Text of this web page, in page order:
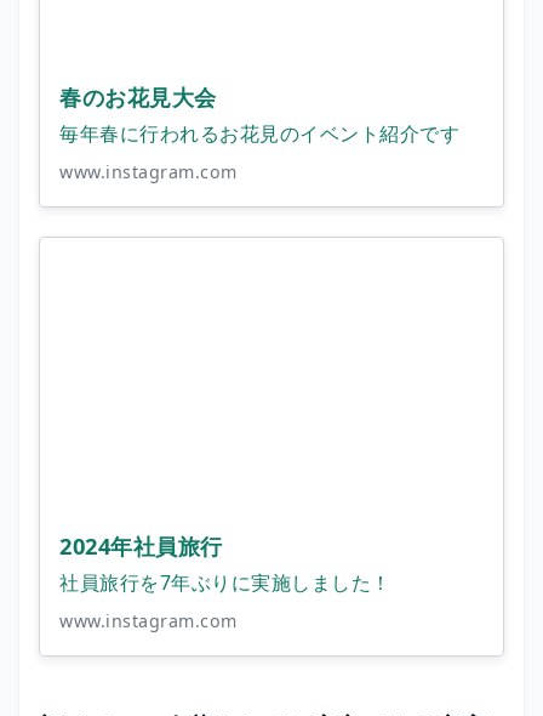
春のお花見大会
毎年春に行われるお花見のイベント紹介です
www.instagram.com
2024年社員旅行
社員旅行を7年ぶりに実施しました！
www.instagram.com